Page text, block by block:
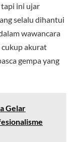
tapi ini ujar
selalu dihantui
wawancara
cukup akurat
gempa yang
Gelar